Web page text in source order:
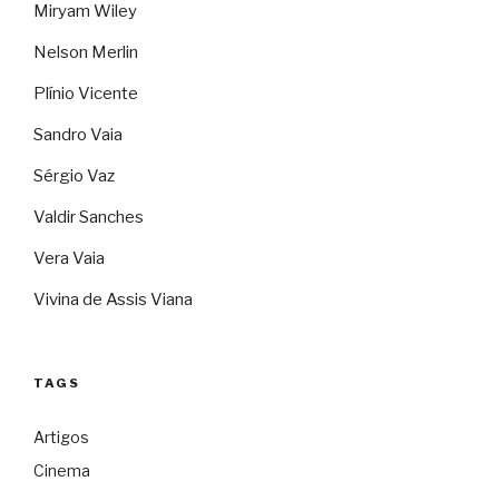
Miryam Wiley
Nelson Merlin
Plínio Vicente
Sandro Vaia
Sérgio Vaz
Valdir Sanches
Vera Vaia
Vivina de Assis Viana
TAGS
Artigos
Cinema